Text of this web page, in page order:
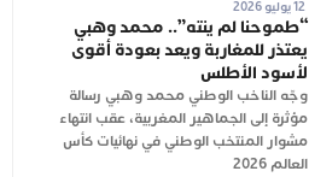
12 يوليو 2026
“طموحنا لم ينته”.. محمد وهبي
يعتذر للمغاربة ويعد بعودة أقوى
لأسود الأطلس
وجّه الناخب الوطني محمد وهبي رسالة
مؤثرة إلى الجماهير المغربية، عقب انتهاء
مشوار المنتخب الوطني في نهائيات كأس
العالم 2026